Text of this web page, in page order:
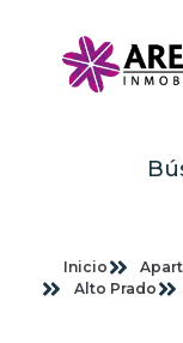
Inicio
Alto Prado